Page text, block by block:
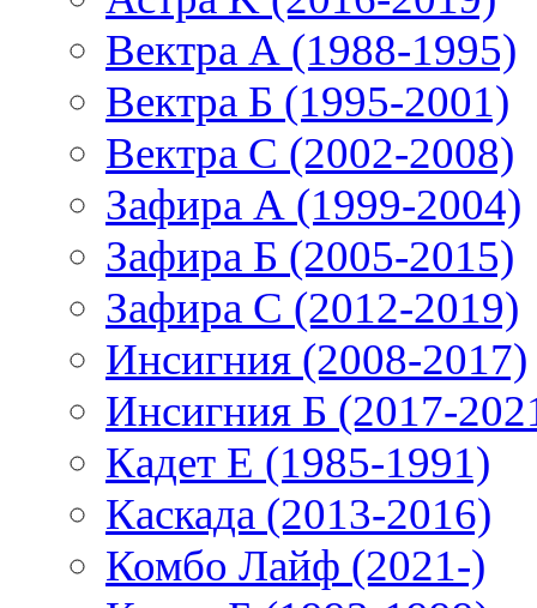
Вектра А (1988-1995)
Вектра Б (1995-2001)
Вектра С (2002-2008)
Зафира А (1999-2004)
Зафира Б (2005-2015)
Зафира С (2012-2019)
Инсигния (2008-2017)
Инсигния Б (2017-
Кадет Е (1985-1991)
Каскада (2013-2016)
Комбо Лайф (2021-)